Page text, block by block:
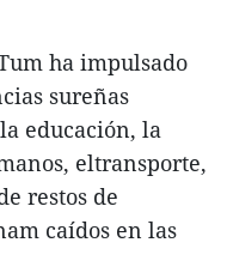
ha impulsado
sureñas
educación, la
eltransporte,
restos de
caídos en las